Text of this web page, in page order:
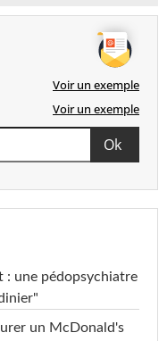
Voir un exemple
Voir un exemple
: une pédopsychiatre
un McDonald's